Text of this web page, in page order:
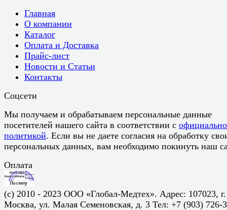
Главная
О компании
Каталог
Оплата и Доставка
Прайс-лист
Новости и Статьи
Контакты
Соцсети
Мы получаем и обрабатываем персональные данные
посетителей нашего сайта в соответствии с
политикой. Если вы не даете согласия на обработку
персональных данных, вам необходимо покинуть наш
Оплата
(c) 2010 - 2023 ООО «Глобал-Медтех». Адрес: 107023, г.
Москва, ул. Малая Семеновская, д. 3 Тел: +7 (903) 726-